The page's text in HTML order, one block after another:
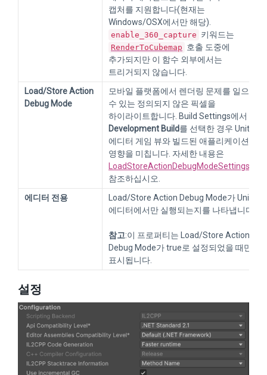
캡처를 지원합니다(현재는
Windows/OSX에서만 해당).
enable_360_capture 키워드는
RenderToCubemap 호출 도중에
추가되지만 이 함수 외부에서는
트리거되지 않습니다.
Load/Store Action
Debug Mode
모바일 플랫폼에서 렌더링 문제를 일으킬
수 있는 정의되지 않은 픽셀을
하이라이트합니다. Build Settings에서
Development Build를 선택한 경우 Unity
에디터 게임 뷰와 빌드된 애플리케이션에
영향을 미칩니다. 자세한 내용은
LoadStoreActionDebugModeSettings
참조하십시오.
에디터 전용
Load/Store Action Debug Mode가 Unity
에디터에서만 실행되는지를 나타냅니다.
참고:이 프로퍼티는 Load/Store Action
Debug Mode가 true로 설정되었을 때만
표시됩니다.
설정